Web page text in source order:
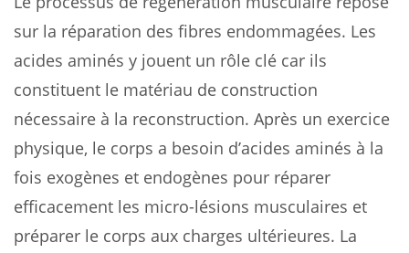
sur la réparation des fibres endommagées. Les
acides aminés y jouent un rôle clé car ils
constituent le matériau de construction
nécessaire à la reconstruction. Après un exercice
physique, le corps a besoin d’acides aminés à la
fois exogènes et endogènes pour réparer
efficacement les micro-lésions musculaires et
préparer le corps aux charges ultérieures. La